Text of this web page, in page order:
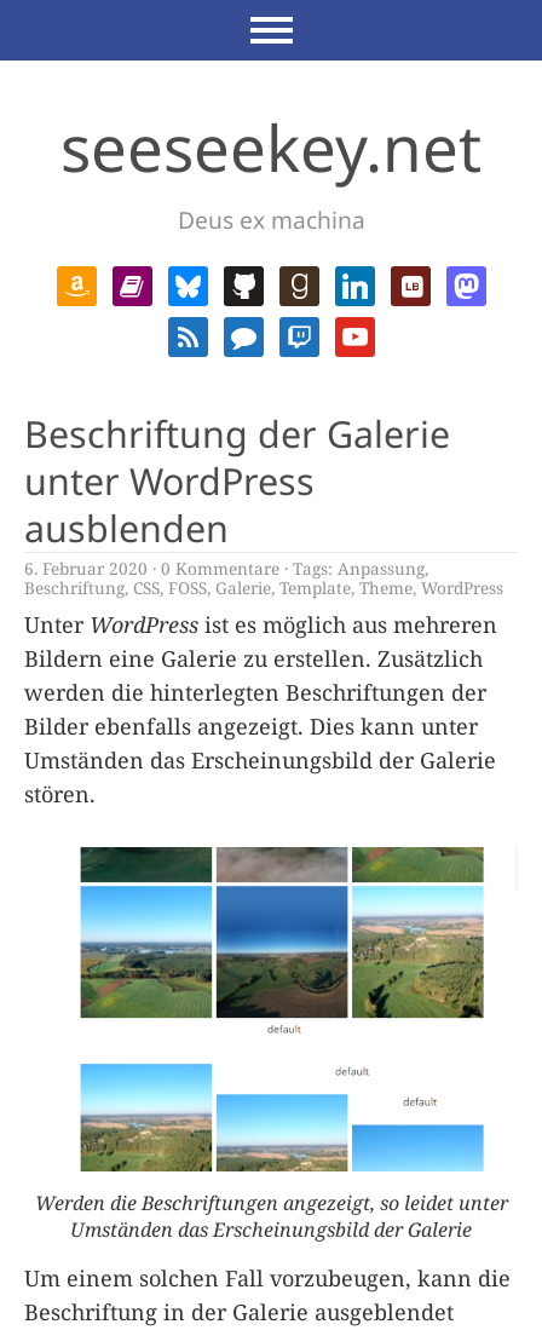
seeseekey.net
Deus ex machina
Beschriftung der Galerie
unter WordPress
ausblenden
6. Februar 2020 0 Kommentare Tags: Anpassung,
Beschriftung, CSS, FOSS, Galerie, Template, Theme,WordPress
Unter WordPress ist es möglich aus mehreren
Bildern eine Galerie zu erstellen. Zusätzlich
werden die hinterlegten Beschriftungen der
Bilder ebenfalls angezeigt. Dies kann unter
Umständen das Erscheinungsbild der Galerie
stören.
Werden die Beschriftungen angezeigt, so leidet unter
Umständen das Erscheinungsbild der Galerie
Um einem solchen Fall vorzubeugen, kann die
Beschriftung in der Galerie ausgeblendet